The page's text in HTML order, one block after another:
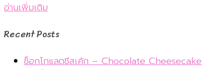
อ่านเพิ่มเติม
Recent Posts
ช็อกโกแลตชีสเค้ก – Chocolate Cheesecake